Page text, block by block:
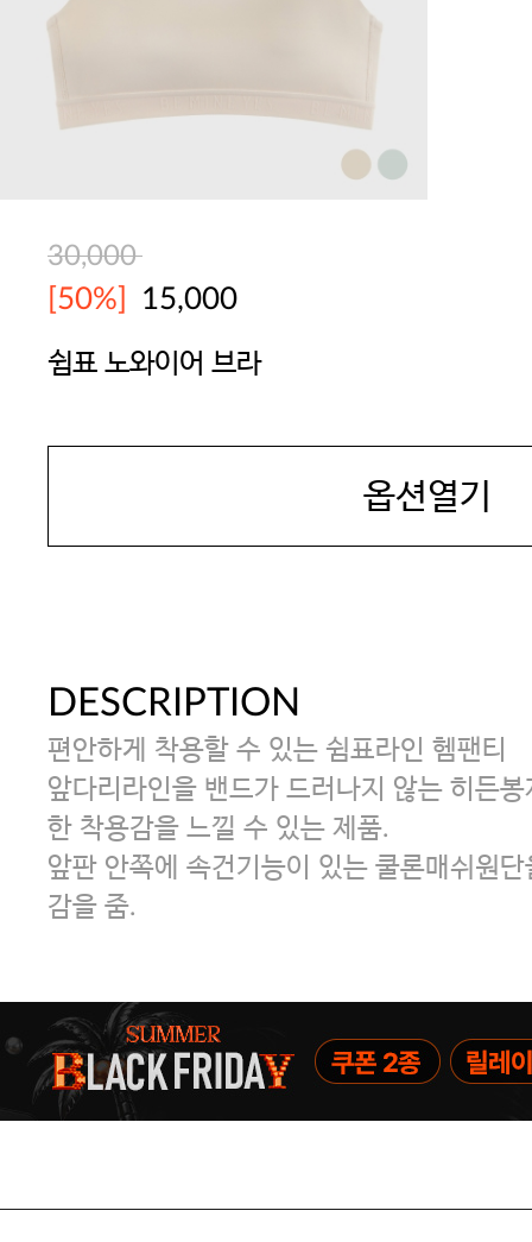
30,000
[50%] 15,000
쉼표 노와이어 브라
옵션열기
DESCRIPTION
편안하게 착용할 수 있는 쉼표라인 헴팬티
앞다리라인을 밴드가 드러나지 않는 히든
한 착용감을 느낄 수 있는 제품.
앞판 안쪽에 속건기능이 있는 쿨론매쉬원
감을 줌.